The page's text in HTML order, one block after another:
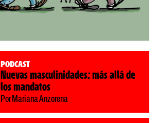
Podcast
Nuevas masculinidades: más allá de
los mandatos
Por Mariana Anzorena